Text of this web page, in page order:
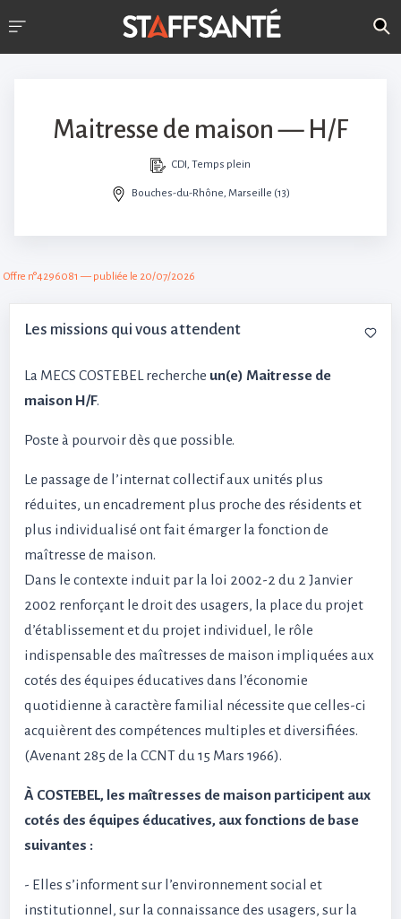
Maitresse de maison — H/F
CDI, Temps plein
Bouches-du-Rhône, Marseille (13)
Offre n°4296081 — publiée le 20/07/2026
Les missions qui vous attendent
La MECS COSTEBEL recherche un(e) Maitresse de
maison H/F.
Poste à pourvoir dès que possible.
Le passage de l’internat collectif aux unités plus
réduites, un encadrement plus proche des résidents et
plus individualisé ont fait émarger la fonction de
maîtresse de maison.
Dans le contexte induit par la loi 2002-2 du 2 Janvier
2002 renforçant le droit des usagers, la place du projet
d’établissement et du projet individuel, le rôle
indispensable des maîtresses de maison impliquées aux
cotés des équipes éducatives dans l’économie
quotidienne à caractère familial nécessite que celles-ci
acquièrent des compétences multiples et diversifiées.
(Avenant 285 de la CCNT du 15 Mars 1966).
À COSTEBEL, les maîtresses de maison participent aux
cotés des équipes éducatives, aux fonctions de base
suivantes :
- Elles s’informent sur l’environnement social et
institutionnel, sur la connaissance des usagers, sur la